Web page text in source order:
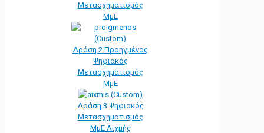
Μετασχηματισμός
ΜμΕ
Δράση 2 Προηγμένος
Ψηφιακός
Μετασχηματισμός
ΜμΕ
Δράση 3 Ψηφιακός
Μετασχηματισμός
ΜμΕ Αιχμής